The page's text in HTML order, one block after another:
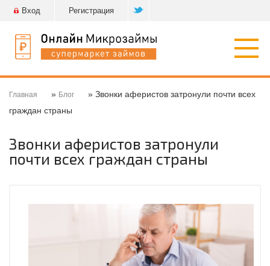
Вход Регистрация
Главная » Блог
» Звонки аферистов затронули почти всех
граждан страны
Звонки аферистов затронули
почти всех граждан страны